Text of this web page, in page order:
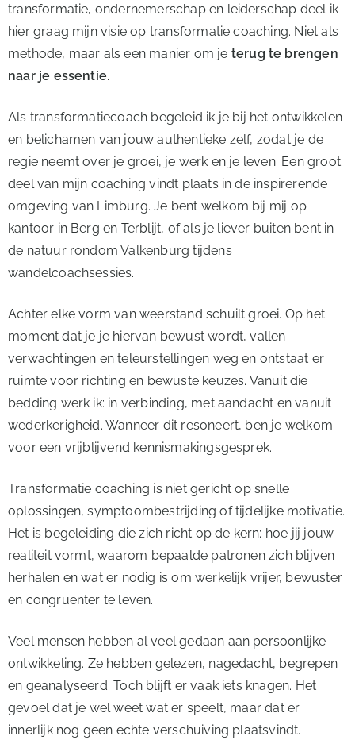
transformatie, ondernemerschap en leiderschap deel ik
hier graag mijn visie op transformatie coaching. Niet als
methode, maar als een manier om je terug te brengen
naar je essentie.
Als transformatiecoach begeleid ik je bij het ontwikkelen
en belichamen van jouw authentieke zelf, zodat je de
regie neemt over je groei, je werk en je leven. Een groot
deel van mijn coaching vindt plaats in de inspirerende
omgeving van Limburg. Je bent welkom bij mij op
kantoor in Berg en Terblijt, of als je liever buiten bent in
de natuur rondom Valkenburg tijdens
wandelcoachsessies.
Achter elke vorm van weerstand schuilt groei. Op het
moment dat je je hiervan bewust wordt, vallen
verwachtingen en teleurstellingen weg en ontstaat er
ruimte voor richting en bewuste keuzes. Vanuit die
bedding werk ik: in verbinding, met aandacht en vanuit
wederkerigheid. Wanneer dit resoneert, ben je welkom
voor een vrijblijvend kennismakingsgesprek.
Transformatie coaching is niet gericht op snelle
oplossingen, symptoombestrijding of tijdelijke motivatie.
Het is begeleiding die zich richt op de kern: hoe jij jouw
realiteit vormt, waarom bepaalde patronen zich blijven
herhalen en wat er nodig is om werkelijk vrijer, bewuster
en congruenter te leven.
Veel mensen hebben al veel gedaan aan persoonlijke
ontwikkeling. Ze hebben gelezen, nagedacht, begrepen
en geanalyseerd. Toch blijft er vaak iets knagen. Het
gevoel dat je wel weet wat er speelt, maar dat er
innerlijk nog geen echte verschuiving plaatsvindt.